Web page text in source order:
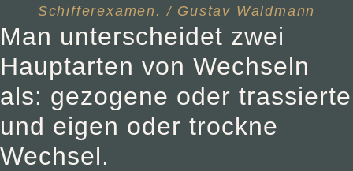
Schifferexamen. / Gustav Waldmann
Man unterscheidet zwei
Hauptarten von Wechseln
als: gezogene oder trassierte
und eigen oder trockne
Wechsel.